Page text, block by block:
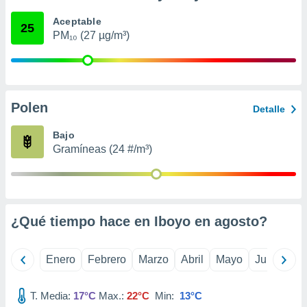
u
en
en
datos
perfiles
25 Aceptable
PM₁₀ (27 µg/m³)
Polen Detalle
Bajo
Gramíneas (24 #/m³)
¿Qué tiempo hace en Iboyo en agosto?
Enero Febrero Marzo Abril Mayo Junio
T. Media: 17°C Max.: 22°C Min: 13°C